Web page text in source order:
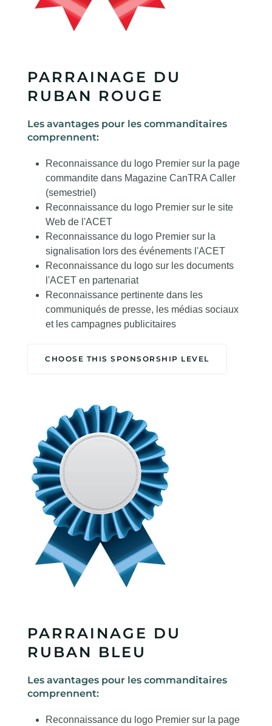
PARRAINAGE DU
RUBAN ROUGE
Les avantages pour les commanditaires
comprennent:
Reconnaissance du logo Premier sur la page
commandite dans Magazine CanTRA Caller
(semestriel)
Reconnaissance du logo Premier sur le site
Web de l'ACET
Reconnaissance du logo Premier sur la
signalisation lors des événements l'ACET
Reconnaissance du logo sur les documents
l'ACET en partenariat
Reconnaissance pertinente dans les
communiqués de presse, les médias sociaux
et les campagnes publicitaires
CHOOSE THIS SPONSORSHIP LEVEL
PARRAINAGE DU
RUBAN BLEU
Les avantages pour les commanditaires
comprennent:
Reconnaissance du logo Premier sur la page